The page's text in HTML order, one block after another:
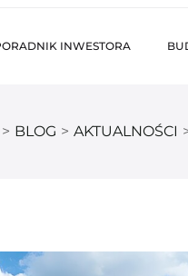
INWESTORA
> BLOG > AKTUALNOŚCI